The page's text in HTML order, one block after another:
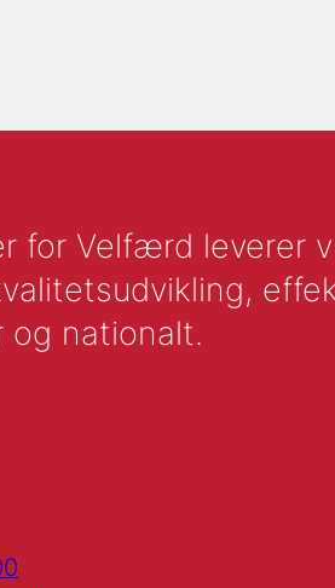
for Velfærd leverer
og nationalt.